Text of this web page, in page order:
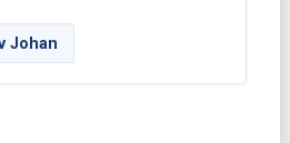
Johan